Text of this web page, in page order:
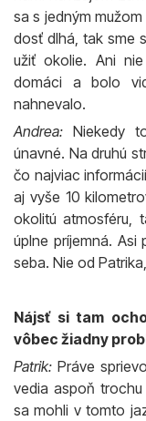
sa s jedným
dosť dlhá, tak sme
užiť okolie. Ani
domáci a bolo
nahnevalo.
Andrea: Niekedy
únavné. Na druhú
čo najviac
aj vyše 10
okolitú atmosféru,
úplne príjemná.
seba. Nie od
Nájsť si tam
vôbec žiadny
Patrik:Práve
vedia aspoň
sa mohli v tomto